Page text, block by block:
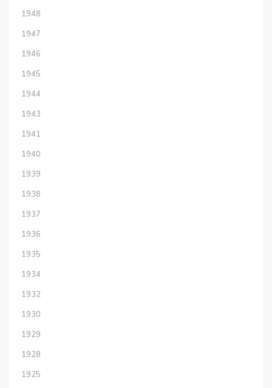
1948
1947
1946
1945
1944
1943
1941
1940
1939
1938
1937
1936
1935
1934
1932
1930
1929
1928
1925